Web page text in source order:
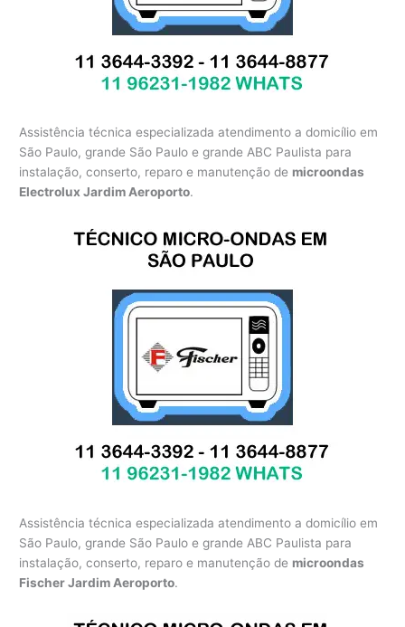
Assistência técnica especializada atendimento a domicílio em
São Paulo, grande São Paulo e grande ABC Paulista para
instalação, conserto, reparo e manutenção de microondas
Electrolux Jardim Aeroporto.
Assistência técnica especializada atendimento a domicílio em
São Paulo, grande São Paulo e grande ABC Paulista para
instalação, conserto, reparo e manutenção de microondas
Fischer Jardim Aeroporto.